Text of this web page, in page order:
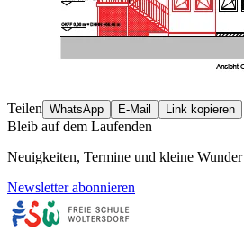
Teilen WhatsApp E-Mail Link kopieren
Bleib auf dem Laufenden
Neuigkeiten, Termine und kleine
Newsletter abonnieren